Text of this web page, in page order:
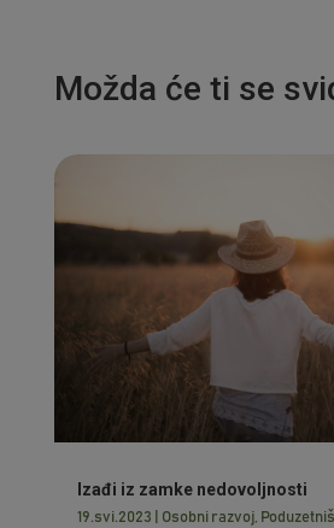
Možda će ti se
Izađi iz zamke nedovoljnosti
19.svi.2023 Osobni razvoj,